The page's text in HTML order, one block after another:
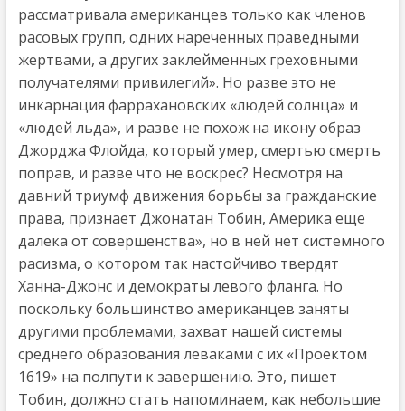
рассматривала американцев только как членов
расовых групп, одних нареченных праведными
жертвами, а других заклейменных греховными
получателями привилегий». Но разве это не
инкарнация фаррахановских «людей солнца» и
«людей льда», и разве не похож на икону образ
Джорджа Флойда, который умер, смертью смерть
поправ, и разве что не воскрес? Несмотря на
давний триумф движения борьбы за гражданские
права, признает Джонатан Тобин, Америка еще
далека от совершенства», но в ней нет системного
расизма, о котором так настойчиво твердят
Ханна-Джонс и демократы левого фланга. Но
поскольку большинство американцев заняты
другими проблемами, захват нашей системы
среднего образования леваками с их «Проектом
1619» на полпути к завершению. Это, пишет
Тобин, должно стать напоминаем, как небольшие